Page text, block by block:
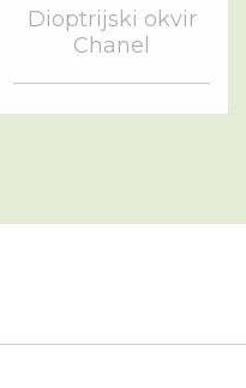
Dioptrijski okvir
Chanel